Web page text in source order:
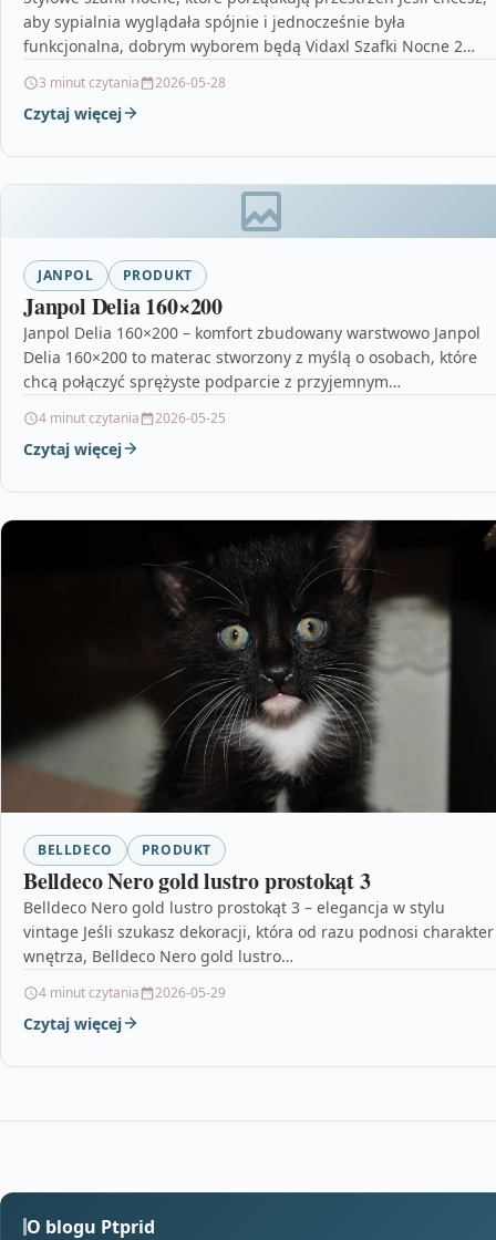
aby sypialnia wyglądała spójnie i jednocześnie była
funkcjonalna, dobrym wyborem będą Vidaxl Szafki Nocne 2
3 minut czytania 2026-05-28
Czytaj więcej
JANPOL PRODUKT
Janpol Delia 160×200
Janpol Delia 160×200 – komfort zbudowany warstwowo Janpol
Delia 160×200 to materac stworzony z myślą o osobach, które
chcą połączyć sprężyste podparcie z przyjemnym…
4 minut czytania 2026-05-25
Czytaj więcej
BELLDECO PRODUKT
Belldeco Nero gold lustro prostokąt 3
Belldeco Nero gold lustro prostokąt 3 – elegancja w stylu
vintage Jeśli szukasz dekoracji, która od razu podnosi charakter
wnętrza, Belldeco Nero gold lustro…
4 minut czytania 2026-05-29
Czytaj więcej
O blogu Ptprid